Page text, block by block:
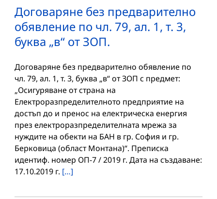
Договаряне без предварително
обявление по чл. 79, ал. 1, т. 3,
буква „в“ от ЗОП.
Договаряне без предварително обявление по
чл. 79, ал. 1, т. 3, буква „в“ от ЗОП с предмет:
„Осигуряване от страна на
Електроразпределителното предприятие на
достъп до и пренос на електрическа енергия
през електроразпределителната мрежа за
нуждите на обекти на БАН в гр. София и гр.
Берковица (област Монтана)“. Преписка
идентиф. номер ОП-7 / 2019 г. Дата на създаване:
17.10.2019 г. […]